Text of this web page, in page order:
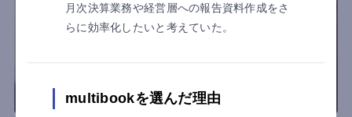
月次決算業務や経営層への報告資料作成をさ
らに効率化したいと考えていた。
multibookを選んだ理由